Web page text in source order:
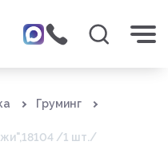
Груминг
/1 шт./